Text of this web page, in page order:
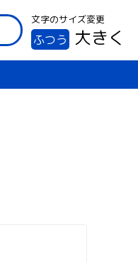
文字のサイズ変更
ふつう 大きく